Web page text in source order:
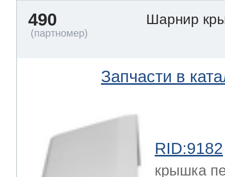
490 Шарнир
Запчасти в
RID:9182
крышка